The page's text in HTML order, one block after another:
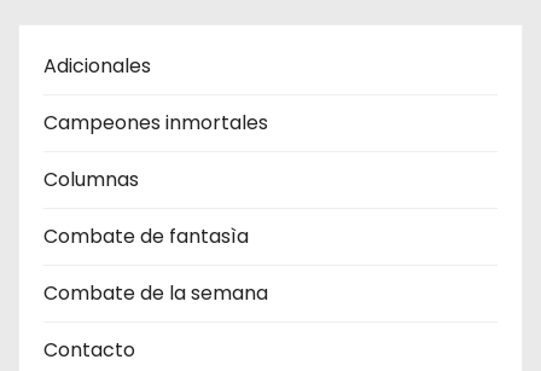
Adicionales
Campeones inmortales
Columnas
Combate de fantasìa
Combate de la semana
Contacto